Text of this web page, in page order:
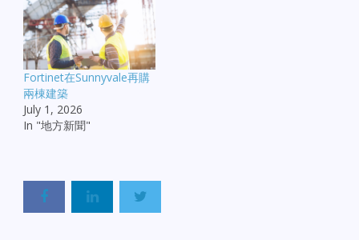
Fortinet在Sunnyvale再購
兩棟建築
July 1, 2026
In "地方新聞"